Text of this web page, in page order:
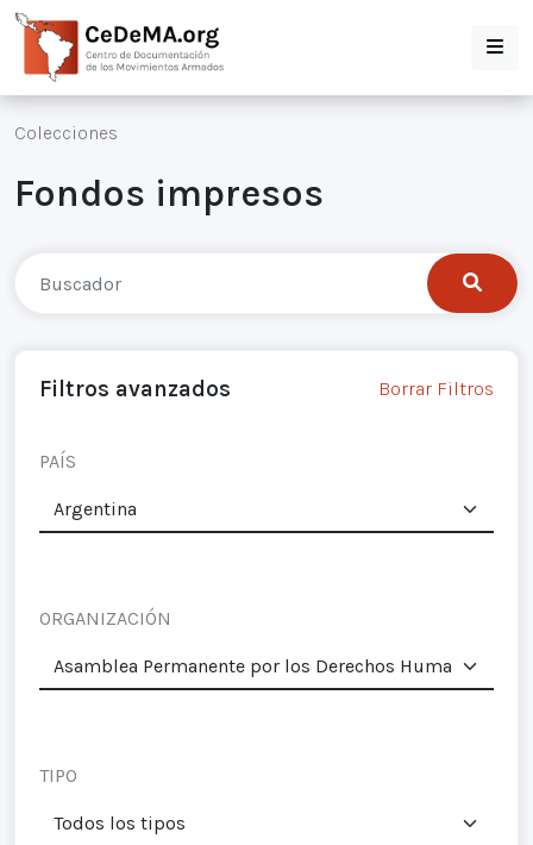
Colecciones
Fondos impresos
Filtros avanzados Borrar Filtros
PAÍS
ORGANIZACIÓN
TIPO